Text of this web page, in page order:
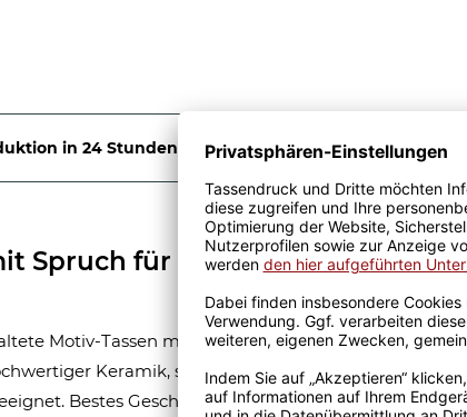
in 24 Stunden Sicherer Kauf Auf
Spruch für Mama - Engel ohne
Motiv-Tassen mit dem Spruch -Mama - Engel
Keramik, spülmaschinenfest und
Bestes Geschenk zum Muttertag oder